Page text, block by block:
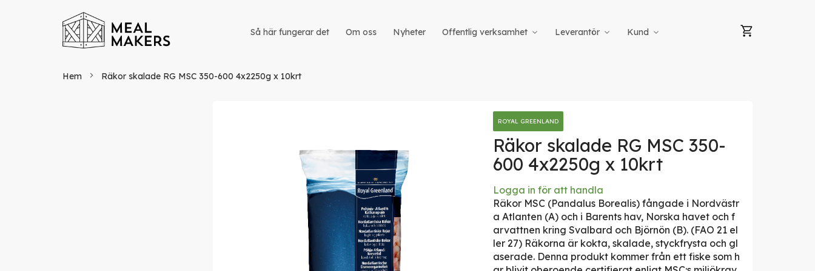
Så här fungerar det Om oss Nyheter Offentlig verksamhet Leverantör Kund Min
Hem Räkor skalade RG MSC 350-600 4x2250g x 10krt
Räkor skalade RG MSC 350-
600 4x2250g x 10krt
Logga in för att handla
Räkor MSC (Pandalus Borealis) fångade i Nordvästr
a Atlanten (A) och i Barents hav, Norska havet och f
arvattnen kring Svalbard och Björnön (B). (FAO 21 el
ler 27) Räkorna är kokta, skalade, styckfrysta och gl
aserade. Denna produkt kommer från ett fiske som h
ROYAL GREENLAND